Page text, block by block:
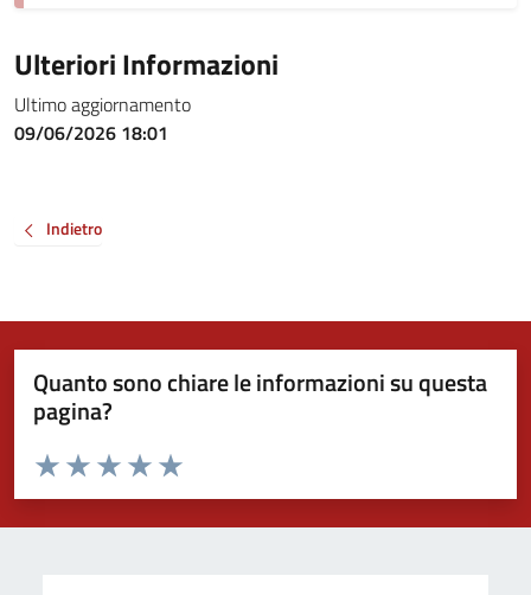
Ulteriori Informazioni
Ultimo aggiornamento
09/06/2026 18:01
Indietro
Quanto sono chiare le informazioni su questa
pagina?
Valuta da 1 a 5 stelle la pagina
Valuta 5 stelle su 5
Valuta 4 stelle su 5
Valuta 3 stelle su 5
Valuta 2 stelle su 5
Valuta 1 stelle su 5